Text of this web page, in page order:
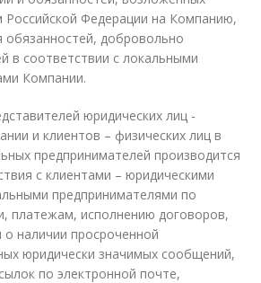
Российской Федерации на Компанию,
обязанностей, добровольно
в соответствии с локальными
Компании.
юридических лиц -
и клиентов – физических лиц в
предпринимателей производится
с клиентами – юридическими
предпринимателями по
платежам, исполнению договоров,
о наличии просроченной
юридически значимых сообщений,
по электронной почте,